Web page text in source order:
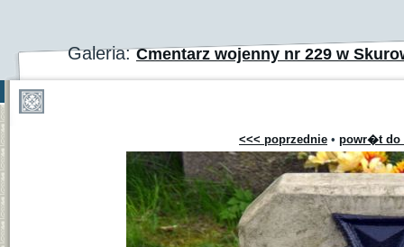
Galeria:Cmentarz wojenny nr 229 w
<<< poprzednie • powr�t do